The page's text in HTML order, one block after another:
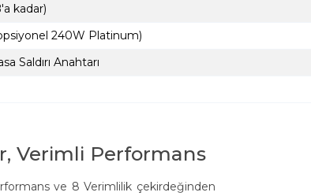
kadar)
240W Platinum)
Saldırı Anahtarı
Verimli Performans
ve 8 Verimlilik çekirdeğinden